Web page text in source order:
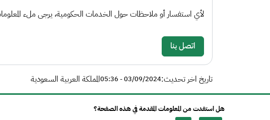
لأي استفسار أو ملاحظات حول الخدمات الحكومية، يرجى ملء
اتصل بنا
تاريخ اخر تحديث:03/09/2024 - 05:36 المملكة العربية السعودية
هل استفدت من المعلومات المقدمة في هذه الصفحة؟